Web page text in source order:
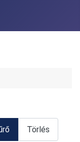
Törlés